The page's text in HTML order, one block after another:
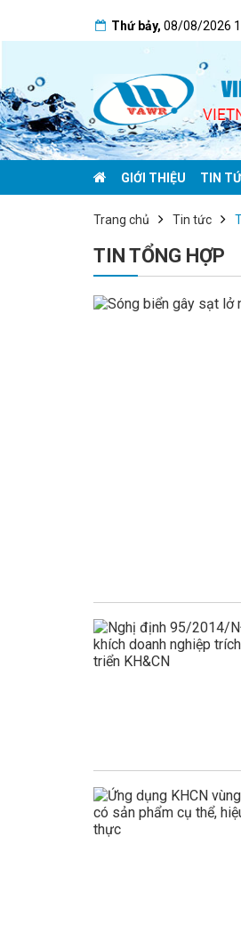
Thứ bảy, 08/08/2026
GIỚI THIỆU TIN
Trang chủ Tin tức
TIN TỔNG HỢP